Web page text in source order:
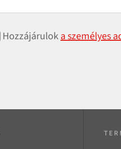
Hozzájáruloka személyes